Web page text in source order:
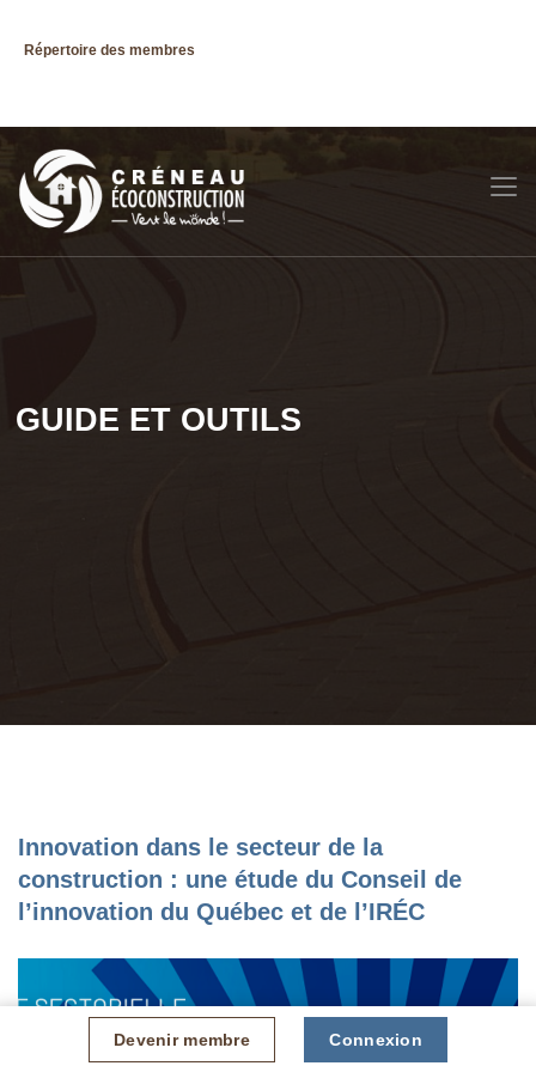
Répertoire des membres
Devenir membre Connexion
GUIDE ET OUTILS
Innovation dans le secteur de la
construction : une étude du Conseil de
l’innovation du Québec et de l’IRÉC